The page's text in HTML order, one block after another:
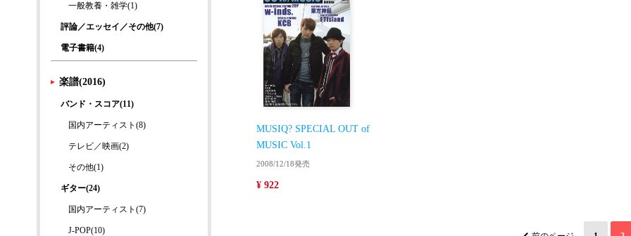
MUSIQ? SPECIAL OUT of
MUSIC Vol.1
2008/12/18発売
¥ 922
一般教養・雑学(1)
評論／エッセイ／その他(7)
電子書籍(4)
楽譜(2016)
バンド・スコア(11)
国内アーティスト(8)
テレビ／映画(2)
その他(1)
ギター(24)
国内アーティスト(7)
J-POP(10)